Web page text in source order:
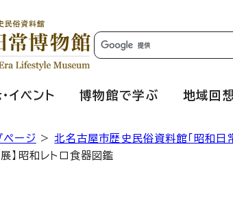
イベント 博物館で学ぶ 地域回
ページ >北名古屋市歴史民俗資料館「昭和日
】昭和レトロ食器図鑑